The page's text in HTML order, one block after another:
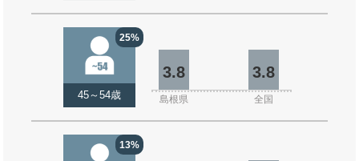
25%
45～54歳
3.8 3.8
島根県 全国
13%